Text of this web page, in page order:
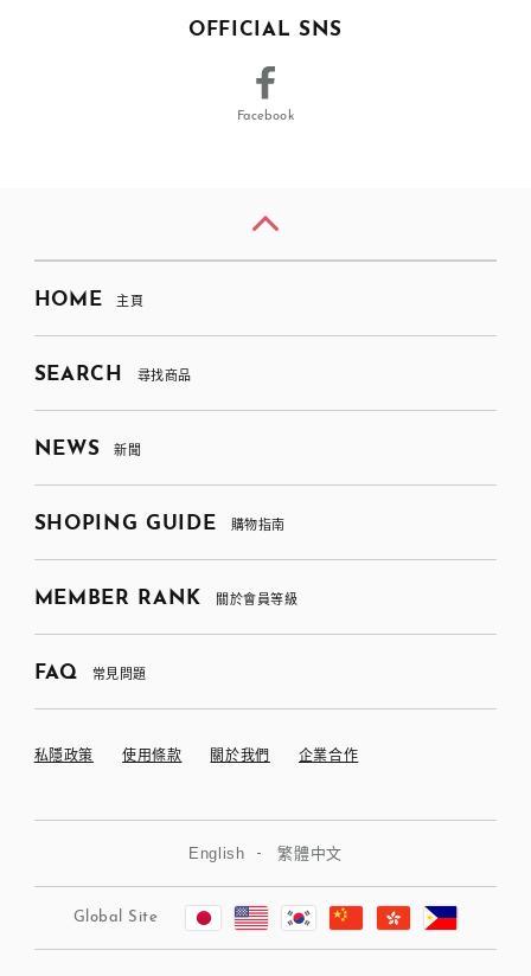
OFFICIAL SNS
Facebook
HOME 主頁
SEARCH 尋找商品
NEWS 新聞
SHOPING GUIDE 購物指南
MEMBER RANK 關於會員等級
FAQ 常見問題
私隱政策 使用條款 關於我們 企業合作
English 繁體中文
Global Site